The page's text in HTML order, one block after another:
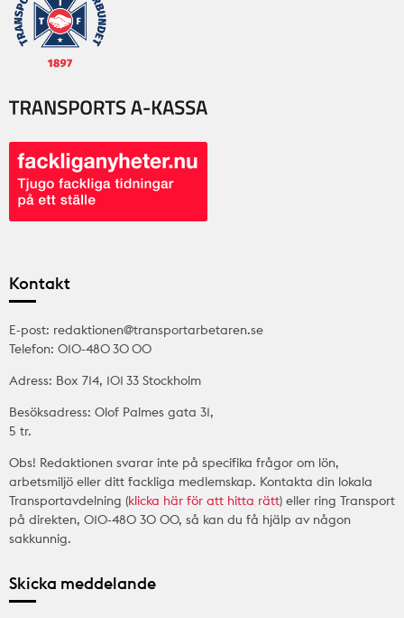
Kontakt
E-post: redaktionen@transportarbetaren.se
Telefon: 010-480 30 00
Adress: Box 714, 101 33 Stockholm
Besöksadress: Olof Palmes gata 31,
5 tr.
Obs! Redaktionen svarar inte på specifika frågor om lön,
arbetsmiljö eller ditt fackliga medlemskap. Kontakta din lokala
Transportavdelning (klicka här för att hitta rätt) eller ring Transport
på direkten, 010-480 30 00, så kan du få hjälp av någon
sakkunnig.
Skicka meddelande